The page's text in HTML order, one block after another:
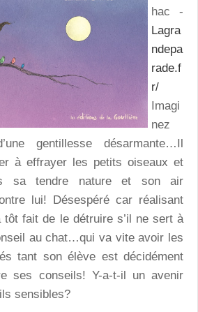
hac -
Lagra
ndepa
rade.f
r/
Imagi
nez
gentillesse désarmante…Il
à effrayer les petits oiseaux et
sa tendre nature et son air
lui! Désespéré car réalisant
tôt fait de le détruire s’il ne sert à
au chat…qui va vite avoir les
tant son élève est décidément
ses conseils! Y-a-t-il un avenir
sensibles?